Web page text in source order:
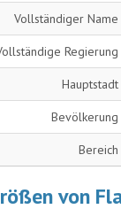
Vollständiger Name
Regierung
Hauptstadt
Bevölkerung
Bereich
von